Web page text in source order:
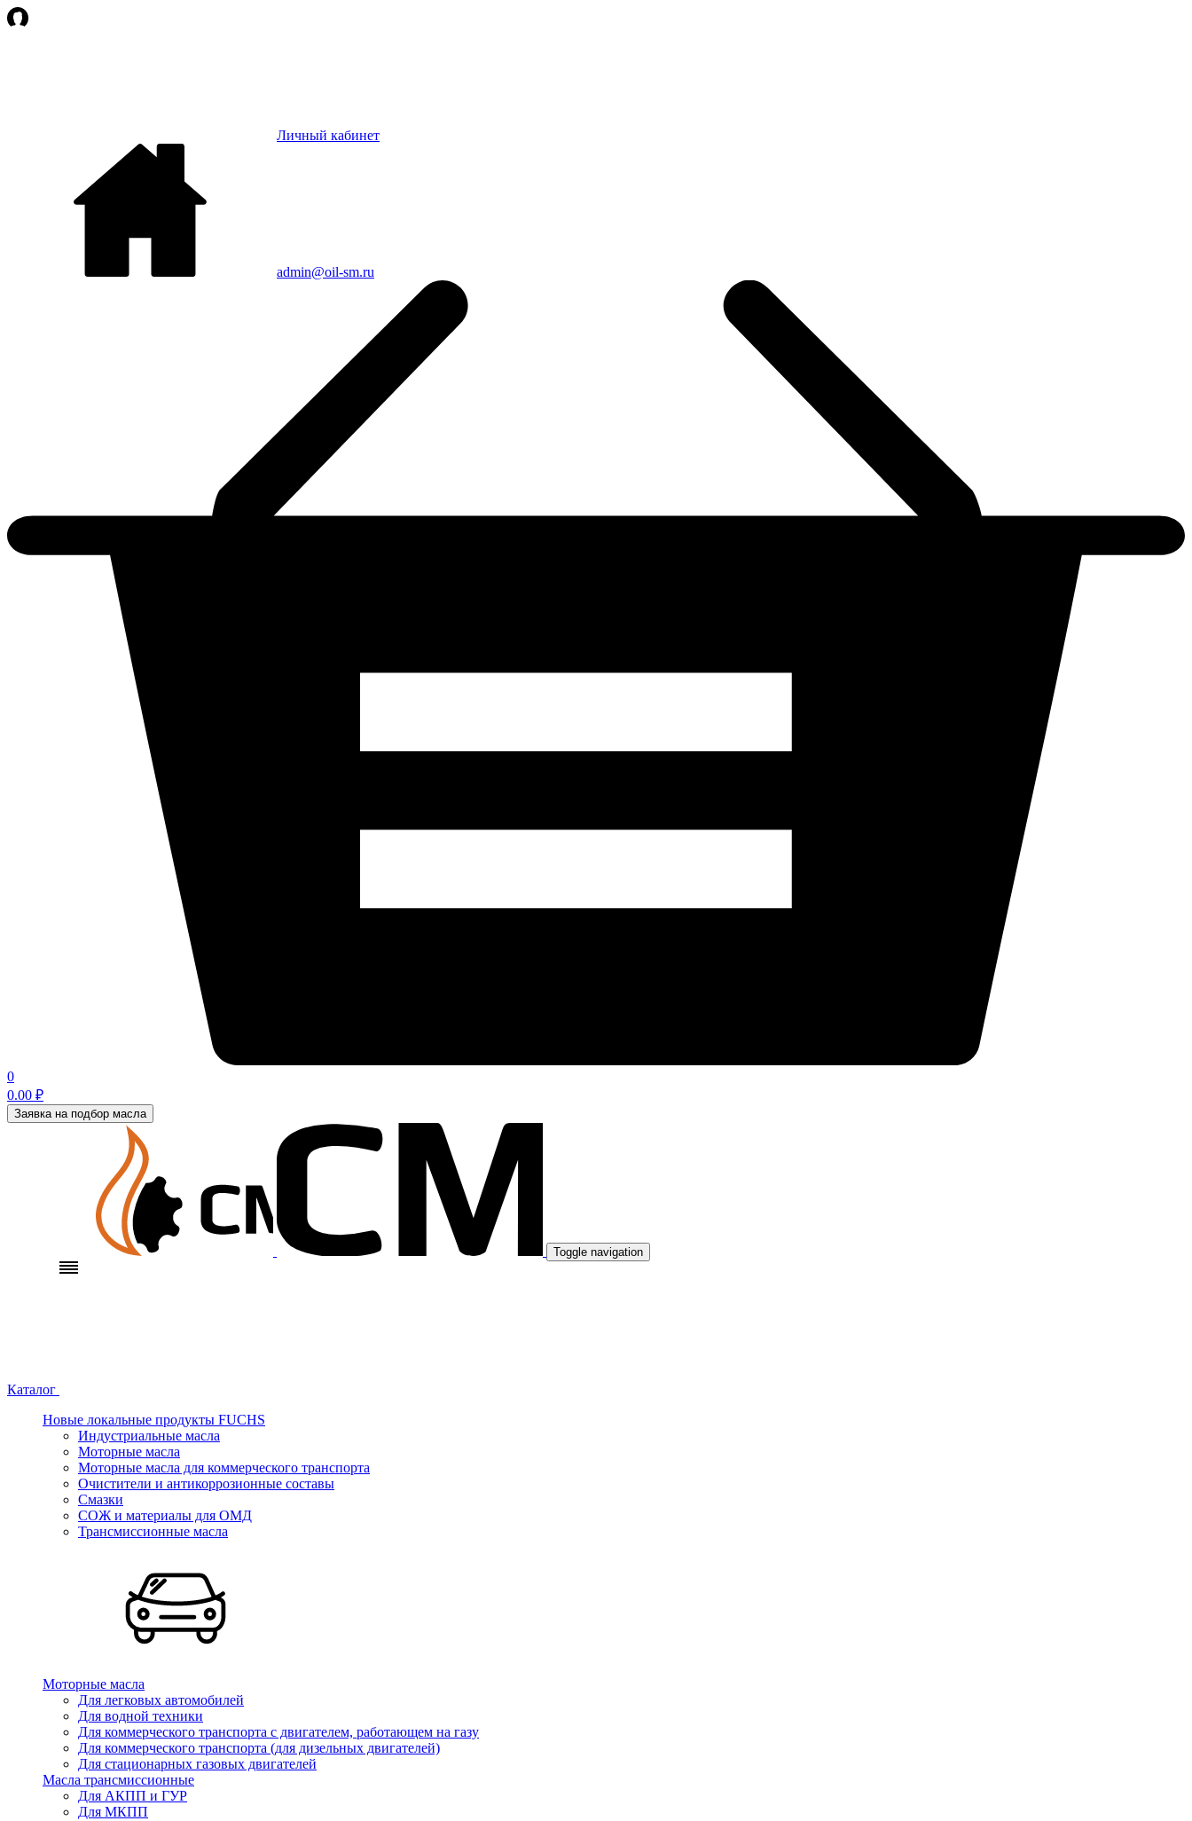
Личный кабинет
admin@oil-sm.ru
0
0.00 ₽
Заявка на подбор масла
Toggle navigation
Каталог
Новые локальные продукты FUCHS
Индустриальные масла
Моторные масла
Моторные масла для коммерческого транспорта
Очистители и антикоррозионные составы
Смазки
СОЖ и материалы для ОМД
Трансмиссионные масла
Моторные масла
Для легковых автомобилей
Для водной техники
Для коммерческого транспорта с двигателем, работающем на газу
Для коммерческого транспорта (для дизельных двигателей)
Для стационарных газовых двигателей
Масла трансмиссионные
Для АКПП и ГУР
Для МКПП